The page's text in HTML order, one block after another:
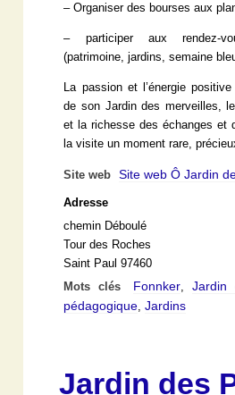
– Organiser des bourses aux
– participer aux rendez-
(patrimoine, jardins, semaine
La passion et l’énergie
de son Jardin des merveilles,
et la richesse des échanges et
la visite un moment rare,
Site web Site web Ô Jardin
Adresse
chemin Déboulé
Tour des Roches
Saint Paul 97460
Mots clés
Fonnker,Jardin
pédagogique,Jardins
Jardin des